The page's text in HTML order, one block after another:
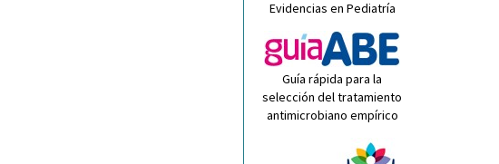
Evidencias en Pediatría
Guía rápida para la
selección del tratamiento
antimicrobiano empírico